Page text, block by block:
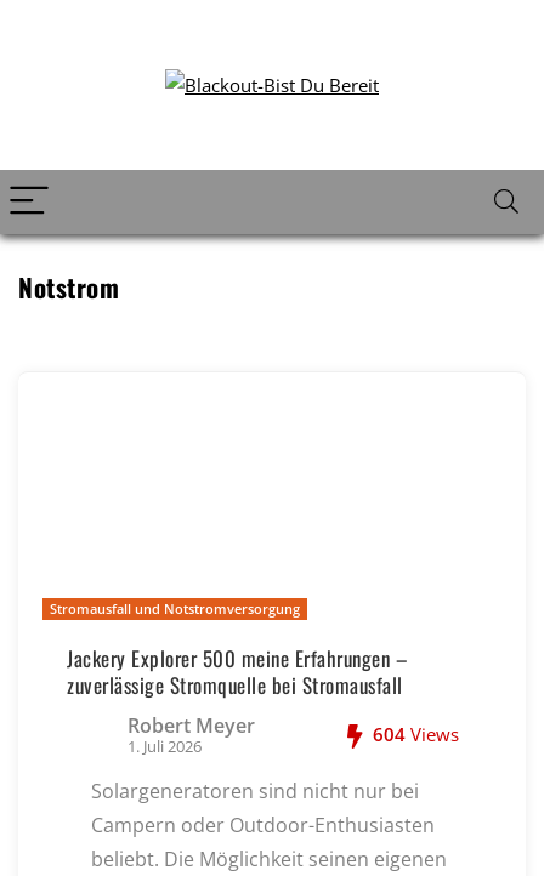
Notstrom
Jackery Explorer 500 meine Erfahrungen –
zuverlässige Stromquelle bei Stromausfall
Stromausfall und Notstromversorgung
Robert Meyer
1. Juli 2026 604 Views
Solargeneratoren sind nicht nur bei
Campern oder Outdoor-Enthusiasten
beliebt. Die Möglichkeit seinen eigenen